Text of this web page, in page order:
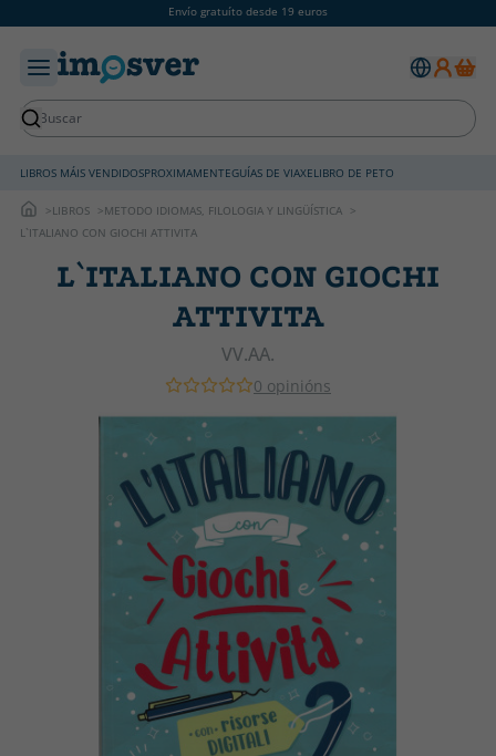
Envío gratuíto desde 19 euros
LIBROS MÁIS VENDIDOSPROXIMAMENTEGUÍAS DE VIAXELIBRO DE PETO
LIBROS
METODO IDIOMAS, FILOLOGIA Y LINGÜÍSTICA
L`ITALIANO CON GIOCHI ATTIVITA
L`ITALIANO CON GIOCHI
ATTIVITA
VV.AA.
0 opinións